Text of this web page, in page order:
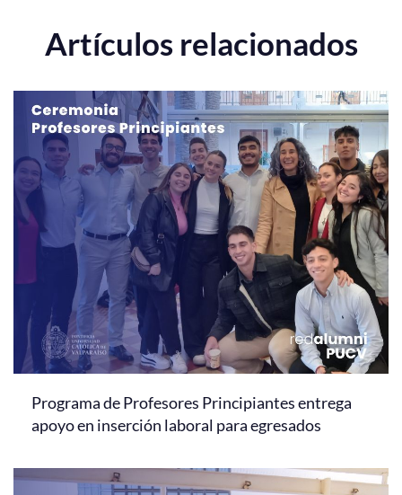
Artículos relacionados
Programa de Profesores Principiantes entrega
apoyo en inserción laboral para egresados